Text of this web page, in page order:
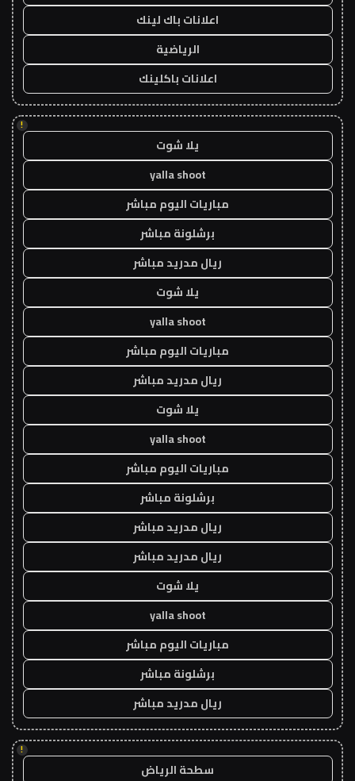
اعلانات باك لينك
الرياضية
اعلانات باكلينك
!
يلا شوت
yalla shoot
مباريات اليوم مباشر
برشلونة مباشر
ريال مدريد مباشر
يلا شوت
yalla shoot
مباريات اليوم مباشر
ريال مدريد مباشر
يلا شوت
yalla shoot
مباريات اليوم مباشر
برشلونة مباشر
ريال مدريد مباشر
ريال مدريد مباشر
يلا شوت
yalla shoot
مباريات اليوم مباشر
برشلونة مباشر
ريال مدريد مباشر
!
سطحة الرياض